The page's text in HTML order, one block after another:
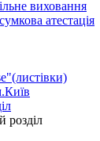
виховання
атестація
розділ